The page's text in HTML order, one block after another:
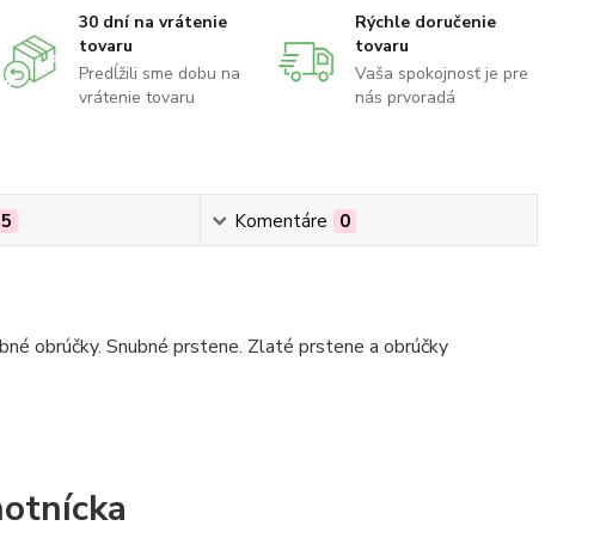
30 dní na vrátenie
tovaru
Predĺžili sme dobu na
vrátenie tovaru
Rýchle doručenie
tovaru
Vaša spokojnosť je pre
nás prvoradá
5 Komentáre 0
obrúčky. Snubné prstene. Zlaté prstene a obrúčky